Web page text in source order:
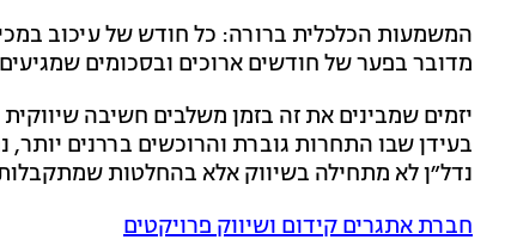
המשמעות הכלכלית ברורה: כל חודש של עיכוב
מדובר בפער של חודשים ארוכים ובסכומים
יזמים שמבינים את זה בזמן משלבים חשיבה
בעידן שבו התחרות גוברת והרוכשים בררנים
נדל״ן לא מתחילה בשיווק אלא בהחלטות
חברת אתגרים קידום ושיווק פרויקטים